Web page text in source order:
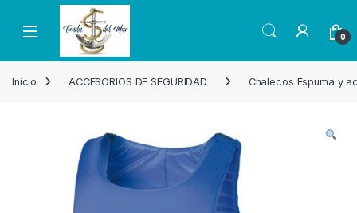
Skip to navigation
Skip to content
Open 0
Inicio ACCESORIOS DE SEGURIDAD Chalecos Espuma y